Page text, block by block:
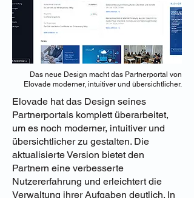
Das neue Design macht das Partnerportal von
Elovade moderner, intuitiver und übersichtlicher.
Elovade hat das Design seines
Partnerportals komplett überarbeitet,
um es noch moderner, intuitiver und
übersichtlicher zu gestalten. Die
aktualisierte Version bietet den
Partnern eine verbesserte
Nutzererfahrung und erleichtert die
Verwaltung ihrer Aufgaben deutlich. In